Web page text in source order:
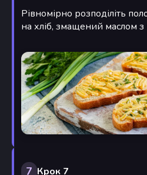
Рівномірно розподіліть
на хліб, змащений маслом з
7 Крок 7